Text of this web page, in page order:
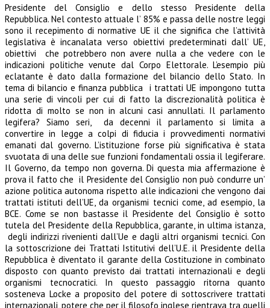
Presidente del Consiglio e dello stesso Presidente della
Repubblica. Nel contesto attuale l’ 85% e passa delle nostre leggi
sono il recepimento di normative UE il che significa che l’attività
legislativa è incanalata verso obiettivi predeterminati dall’ UE,
obiettivi che potrebbero non avere nulla a che vedere con le
indicazioni politiche venute dal Corpo Elettorale. L’esempio più
eclatante è dato dalla formazione del bilancio dello Stato. In
tema di bilancio e finanza pubblica i trattati UE impongono tutta
una serie di vincoli per cui di fatto la discrezionalità politica è
ridotta di molto se non in alcuni casi annullati. Il parlamento
legifera? Siamo seri, da decenni il parlamento si limita a
convertire in legge a colpi di fiducia i provvedimenti normativi
emanati dal governo. L’istituzione forse più significativa è stata
svuotata di una delle sue funzioni fondamentali ossia il legiferare.
Il Governo, da tempo non governa. Di questa mia affermazione è
prova il fatto che il Presidente del Consiglio non può condurre un’
azione politica autonoma rispetto alle indicazioni che vengono dai
trattati istituti dell’UE, da organismi tecnici come, ad esempio, la
BCE. Come se non bastasse il Presidente del Consiglio è sotto
tutela del Presidente della Repubblica, garante, in ultima istanza,
degli indirizzi rivenienti dall’Ue e dagli altri organismi tecnici. Con
la sottoscrizione dei Trattati Istitutivi dell’U.E. il Presidente della
Repubblica è diventato il garante della Costituzione in combinato
disposto con quanto previsto dai trattati internazionali e degli
organismi tecnocratici. In questo passaggio ritorna quanto
sosteneva Locke a proposito del potere di sottoscrivere trattati
internazionali, potere che per il filosofo inglese rientrava tra quelli